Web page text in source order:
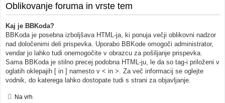
Oblikovanje foruma in vrste tem
Kaj je BBKoda?
BBKoda je posebna izboljšava HTML-ja, ki ponuja večji oblikovni nadzor
nad določenimi deli prispevka. Uporabo BBKode omogoči administrator,
vendar jo lahko tudi onemogočite v obrazcu za pošiljanje prispevka.
Sama BBKoda je stilno precej podobna HTML-ju, le da so tag-i priloženi v
oglatih oklepajih [ in ] namesto v < in >. Za več informacij se oglejte
vodnik, do katerega lahko dostopate tudi s strani za objavljanje.
Na vrh